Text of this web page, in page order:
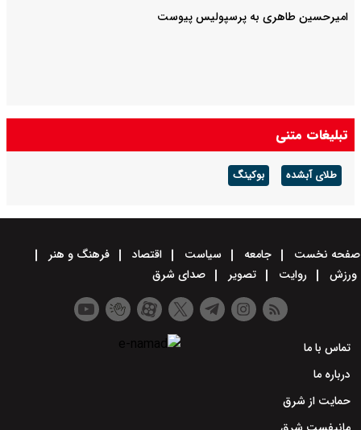
امیرحسین طاهری به پرسپولیس پیوست
تبلیغات متنی
طلای آبشده بوکینگ
صفحه نخست جامعه سیاست اقتصاد
فرهنگ و هنر
ورزش
روایت تصویر صدای شرق
تماس با ما
درباره ما
حمایت از شرق